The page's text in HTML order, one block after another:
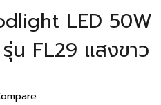
LED 50W
น FL29 แสงขาว